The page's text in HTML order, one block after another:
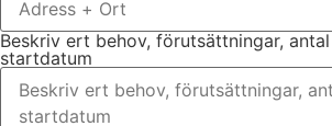
Beskriv ert behov, förutsättningar,
startdatum